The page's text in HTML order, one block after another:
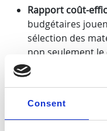
Consent
Rapport coût-
budgétaires
sélection des
non seulement
frais de
un élastomère
durabilité accrue
réduits.